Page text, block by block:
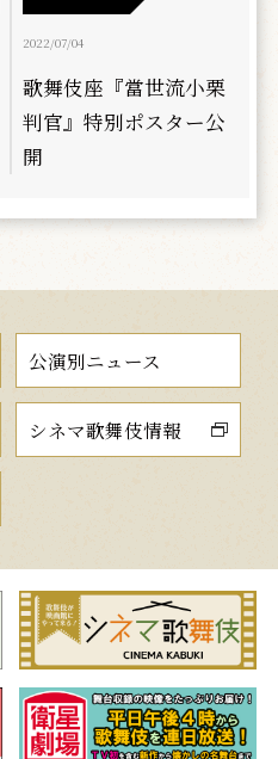
2022/07/04
歌舞伎座『當世流小栗
判官』特別ポスター公
開
公演別ニュース
シネマ歌舞伎情報